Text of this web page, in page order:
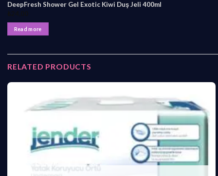
DeepFresh Shower Gel Exotic Kiwi Duş Jeli 400ml
Read more
RELATED PRODUCTS